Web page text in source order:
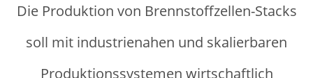
Die Produktion von Brennstoffzellen-Stacks
soll mit industrienahen und skalierbaren
Produktionssystemen wirtschaftlich